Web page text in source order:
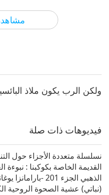
بكوكبنا
2023-08-13
2023-08-20 5166الآراء
الجليل فرنسيس الأسيزي (نباتي)
بكوكبنا
2023-08-27 5051الآراء
النبوءة الجزء 262 -
ولكن الرب يكون ملاذ
فيديوهات ذات صلة
نسلسلة متعددة الأجزاء حول
القديمة الخاصة بكوكبنا : نبوءة
الذهبي الجزء 201 -بارامانزا
(نباتي) عشية الصحوة الروحية